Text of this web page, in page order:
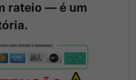
rateio — é um